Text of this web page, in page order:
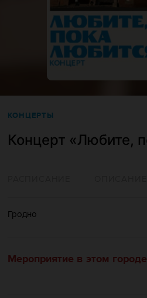
КОНЦЕРТЫ
Концерт «Любите,
Гродно
Мероприятие в этом